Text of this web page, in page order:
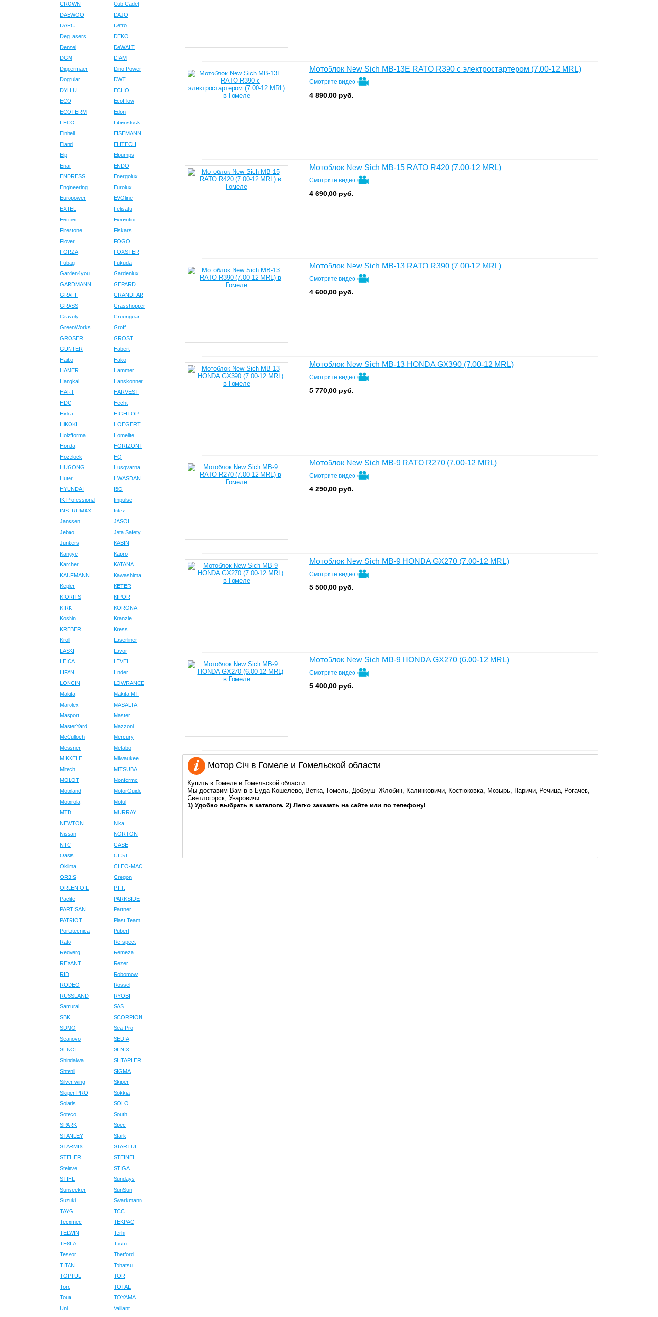
CROWN
Cub Cadet
DAEWOO
DAJO
DARC
Defro
DegLasers
DEKO
Denzel
DeWALT
DGM
DIAM
Diggermaer
Dino Power
Dogrular
DWT
DYLLU
ECHO
ECO
EcoFlow
ECOTERM
Edon
EFCO
Eibenstock
Einhell
EISEMANN
Eland
ELITECH
Elp
Elpumps
Enar
ENDO
ENDRESS
Energolux
Engineering
Eurolux
Europower
EVOline
EXTEL
Felisatti
Fermer
Fiorentini
Firestone
Fiskars
Flover
FOGO
FORZA
FOXSTER
Fubag
Fukuda
Garden4you
Gardenlux
GARDMANN
GEPARD
GRAFF
GRANDFAR
GRASS
Grasshopper
Gravely
Greengear
GreenWorks
Groff
GROSER
GROST
GUNTER
Habert
Haibo
Hako
HAMER
Hammer
Hangkai
Hanskonner
HART
HARVEST
HDC
Hecht
Hidea
HIGHTOP
HiKOKI
HOEGERT
Holzfforma
Homelite
Honda
HORIZONT
Hozelock
HQ
HUGONG
Husqvarna
Huter
HWASDAN
HYUNDAI
IBO
IK Professional
Impulse
INSTRUMAX
Intex
Janssen
JASOL
Jebao
Jeta Safety
Junkers
KABIN
Kangye
Kapro
Karcher
KATANA
KAUFMANN
Kawashima
Kepler
KETER
KIORITS
KIPOR
KIRK
KORONA
Koshin
Kranzle
KREBER
Kress
Kroll
Laserliner
LASKI
Lavor
LEICA
LEVEL
LIFAN
Linder
LONCIN
LOWRANCE
Makita
Makita MT
Marolex
MASALTA
Masport
Master
MasterYard
Mazzoni
McCulloch
Mercury
Messner
Metabo
MIKKELE
Milwaukee
Mitech
MITSUBA
MOLOT
Monferme
Motoland
MotorGuide
Motorola
Motul
MTD
MURRAY
NEWTON
Nika
Nissan
NORTON
NTC
OASE
Oasis
OEST
Oklima
OLEO-MAC
ORBIS
Oregon
ORLEN OIL
P.I.T.
Paclite
PARKSIDE
PARTISAN
Partner
PATRIOT
Plast Team
Portotecnica
Pubert
Rato
Re-spect
RedVerg
Remeza
REXANT
Rezer
RID
Robomow
RODEO
Rossel
RUSSLAND
RYOBI
Samurai
SAS
SBK
SCORPION
SDMO
Sea-Pro
Seanovo
SEDIA
SENCI
SENIX
Shindaiwa
SHTAPLER
Shtenli
SIGMA
Silver wing
Skiper
Skiper PRO
Sokkia
Solaris
SOLO
Soteco
South
SPARK
Spec
STANLEY
Stark
STARMIX
STARTUL
STEHER
STEINEL
Steinve
STIGA
STIHL
Sundays
Sunseeker
SunSun
Suzuki
Swarkmann
TAYG
TCC
Tecomec
TEKPAC
TELWIN
Terhi
TESLA
Testo
Tesvor
Thetford
TITAN
Tohatsu
TOPTUL
TOR
Toro
TOTAL
Toua
TOYAMA
Uni
Vaillant
Мотоблок New Sich MB-13E RATO R390 с электростартером (7.00-12 MRL)
Смотрите видео
4 890,00 руб.
Мотоблок New Sich MB-15 RATO R420 (7.00-12 MRL)
Смотрите видео
4 690,00 руб.
Мотоблок New Sich MB-13 RATO R390 (7.00-12 MRL)
Смотрите видео
4 600,00 руб.
Мотоблок New Sich MB-13 HONDA GX390 (7.00-12 MRL)
Смотрите видео
5 770,00 руб.
Мотоблок New Sich MB-9 RATO R270 (7.00-12 MRL)
Смотрите видео
4 290,00 руб.
Мотоблок New Sich MB-9 HONDA GX270 (7.00-12 MRL)
Смотрите видео
5 500,00 руб.
Мотоблок New Sich MB-9 HONDA GX270 (6.00-12 MRL)
Смотрите видео
5 400,00 руб.
Мотор Сiч в Гомеле и Гомельской области
Купить в Гомеле и Гомельской области.
Мы доставим Вам в в Буда-Кошелево, Ветка, Гомель, Добруш, Жлобин, Калинковичи, Костюковка, Мозырь, Паричи, Речица, Рогачев,
Светлогорск, Уваровичи
1) Удобно выбрать в каталоге. 2) Легко заказать на сайте или по телефону!